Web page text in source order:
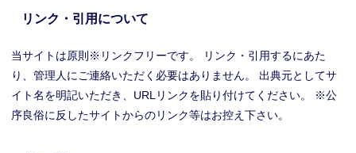
リンク・引用について
当サイトは原則※リンクフリーです。 リンク・引用するにあた
り、管理人にご連絡いただく必要はありません。 出典元としてサ
イト名を明記いただき、URLリンクを貼り付けてください。 ※公
序良俗に反したサイトからのリンク等はお控え下さい。